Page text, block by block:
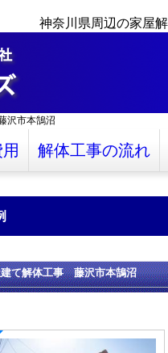
神奈川県周辺の家屋
沢市本鵠沼
解体工事の流れ
て解体工事 藤沢市本鵠沼